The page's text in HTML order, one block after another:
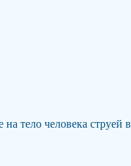
тело человека